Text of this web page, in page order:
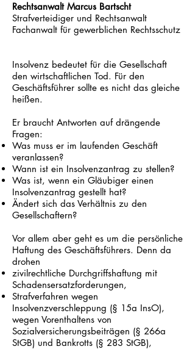
Rechtsanwalt Marcus Bartscht
Strafverteidiger und Rechtsanwalt
Fachanwalt für gewerblichen Rechtsschutz
Insolvenz bedeutet für die Gesellschaft
den wirtschaftlichen Tod. Für den
Geschäftsführer sollte es nicht das gleiche
heißen.
Er braucht Antworten auf drängende
Fragen:
Was muss er im laufenden Geschäft
veranlassen?
Wann ist ein Insolvenzantrag zu stellen?
Was ist, wenn ein Gläubiger einen
Insolvenzantrag gestellt hat?
Ändert sich das Verhältnis zu den
Gesellschaftern?
Vor allem aber geht es um die persönliche
Haftung des Geschäftsführers. Denn da
drohen
zivilrechtliche Durchgriffshaftung mit
Schadensersatzforderungen,
Strafverfahren wegen
Insolvenzverschleppung (§ 15a InsO),
wegen Vorenthaltens von
Sozialversicherungsbeiträgen (§ 266a
StGB) und Bankrotts (§ 283 StGB),